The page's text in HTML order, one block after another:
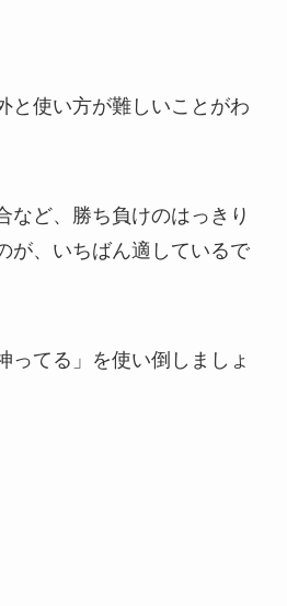
と使い方が難しいことがわ
など、勝ち負けのはっきり
が、いちばん適しているで
ってる」を使い倒しましょ